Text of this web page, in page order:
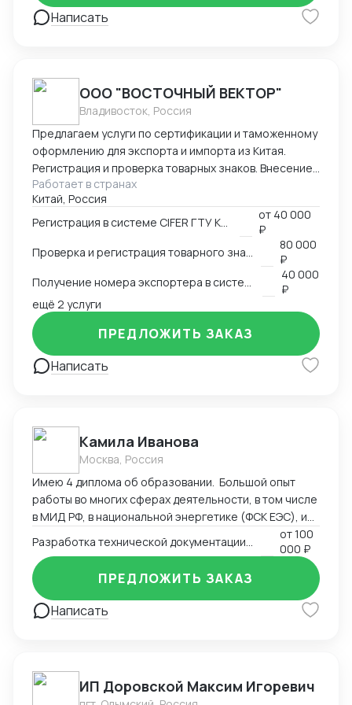
> документы -> отгрузка -> разрешительная
документация РФ -> таможенное оформление ->
заводами о сроках производства, недочетах,
платежах. Также имею опыт работы в эскортных
отгрузках, оформлении сертификата
происхождения (СТ-1). Могу помочь в подготовке
документации для его получения, а также
заполнении заявления Буду рада дальнейшему
сотрудничеству! Спасибо за уделенное время! С
уважением, Виолетта .
Написать
ООО "ВОСТОЧНЫЙ ВЕКТОР"
Владивосток, Россия
Предлагаем услуги по сертификации и таможенному
оформлению для экспорта и импорта из Китая.
Регистрация и проверка товарных знаков. Внесение
в таможенный реестр товарных знаков.
Изготовление маркировки для пищевой продукции
для реализации в Китае. Получение номера
HS и CIQ кодов.
Работает в странах
Китай, Россия
от 40 000
₽
80 000
₽
40 000
₽
ещё 2 услуги
Написать
ПРЕДЛОЖИТЬ ЗАКАЗ
Камила Иванова
Москва, Россия
Имею 4 диплома об образовании. Большой опыт
работы во многих сферах деятельности, в том числе
в МИД РФ, в национальной энергетике (ФСК ЕЭС), и
максимальный опыт работы в регистрации
медицинских изделий, более 9 лет. Пишу
техническую документацию, инструкции, создаю
маркировку в соответствии с национальными
стандартами, ввожу изделия в оборот
(Росздравнадзор). Могу быть полезна также в
лаборатория и сертификационный центр.
от100
000 ₽
Написать
ПРЕДЛОЖИТЬ ЗАКАЗ
ИП Доровской Максим Игоревич